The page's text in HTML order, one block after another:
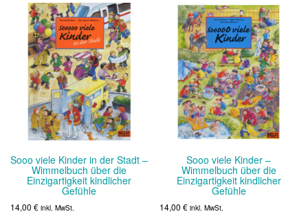
Varianten
auf.
Die
Optionen
können
auf
der
Produktseite
gewählt
werden
Sooo viele Kinder in der Stadt –
Wimmelbuch über die
Einzigartigkeit kindlicher
Gefühle
14,00 € inkl. MwSt.
Sooo viele Kinder –
Wimmelbuch über die
Einzigartigkeit kindlicher
Gefühle
14,00€ inkl. MwSt.